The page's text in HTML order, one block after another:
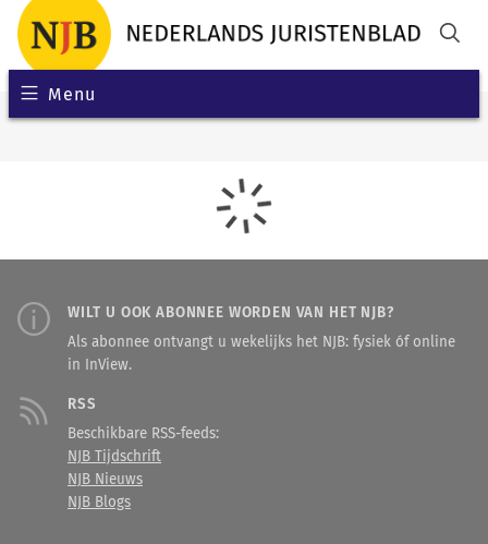
Menu
WILT U OOK ABONNEE WORDEN VAN HET NJB?
Als abonnee ontvangt u wekelijks het NJB: fysiek óf online
in InView.
RSS
Beschikbare RSS-feeds:
NJB Tijdschrift
NJB Nieuws
NJB Blogs